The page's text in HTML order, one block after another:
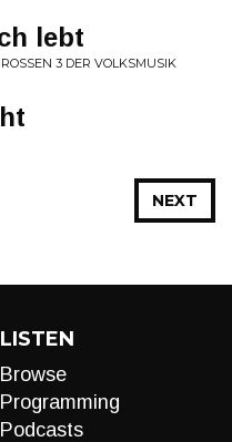
lebt
3 DER VOLKSMUSIK
NEXT
LISTEN
Browse
Programming
Podcasts